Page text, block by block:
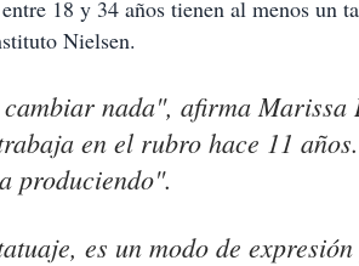
18 y 34 años tienen al menos un
Nielsen.
nada", afirma Marissa
en el rubro hace 11
produciendo".
es un modo de